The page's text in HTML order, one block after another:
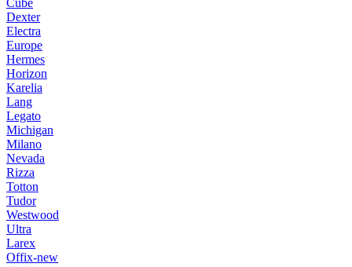
Cube
Dexter
Electra
Europe
Hermes
Horizon
Karelia
Lang
Legato
Michigan
Milano
Nevada
Rizza
Totton
Tudor
Westwood
Ultra
Larex
Offix-new